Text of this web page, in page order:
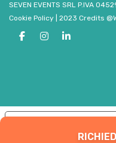
SEVEN EVENTS SRL P.IVA
Cookie Policy
2023 Credits